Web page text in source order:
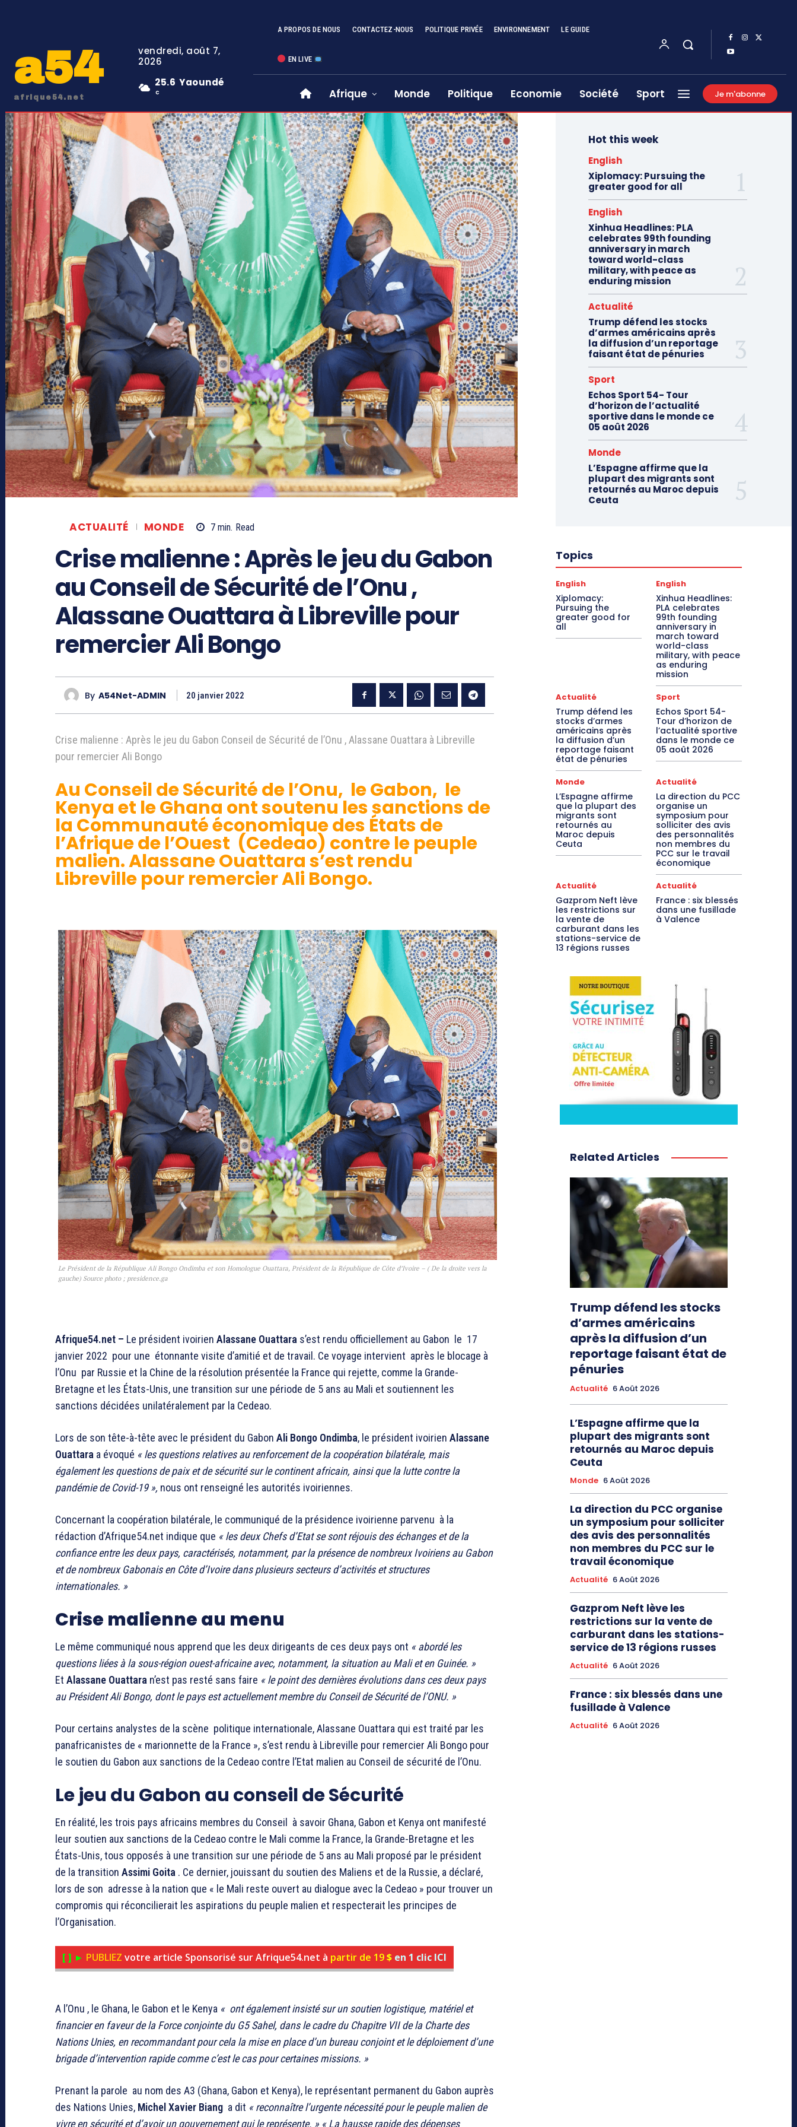
a54
afrique54.net
vendredi, août 7,
2026
25.6
C
Yaoundé
A PROPOS DE NOUS CONTACTEZ-NOUS POLITIQUE PRIVÉE ENVIRONNEMENT LE GUIDE
EN LIVE
Afrique Monde Politique Economie Société Sport Je m'abonne
ACTUALITÉ MONDE 7 min. Read
Crise malienne : Après le jeu du Gabon
au Conseil de Sécurité de l’Onu ,
Alassane Ouattara à Libreville pour
remercier Ali Bongo
By A54Net-ADMIN 20 janvier 2022
Crise malienne : Après le jeu du Gabon Conseil de Sécurité de l’Onu , Alassane Ouattara à Libreville
pour remercier Ali Bongo
Au Conseil de Sécurité de l’Onu, le Gabon, le
Kenya et le Ghana ont soutenu les sanctions de
la Communauté économique des États de
l’Afrique de l’Ouest (Cedeao) contre le peuple
malien.Alassane Ouattara s’est rendu
Libreville pour remercier Ali Bongo.
Le Président de la République Ali Bongo Ondimba et son Homologue Ouattara, Président de la République de Côte d’Ivoire – ( De la droite vers la
gauche) Source photo ; presidence.ga
Afrique54.net – Le président ivoirien Alassane Ouattara s’est rendu officiellement au Gabon le 17
janvier 2022 pour une étonnante visite d’amitié et de travail. Ce voyage intervient après le blocage à
l’Onu par Russie et la Chine de la résolution présentée la France qui rejette, comme la Grande-
Bretagne et les États-Unis, une transition sur une période de 5 ans au Mali et soutiennent les
sanctions décidées unilatéralement par la Cedeao.
Lors de son tête-à-tête avec le président du Gabon Ali Bongo Ondimba, le président ivoirien Alassane
Ouattara a évoqué «les questions relatives au renforcement de la coopération bilatérale, mais
également les questions de paix et de sécurité sur le continent africain, ainsi que la lutte contre la
pandémie de Covid-19 », nous ont renseigné les autorités ivoiriennes.
Concernant la coopération bilatérale, le communiqué de la présidence ivoirienne parvenu à la
rédaction d’Afrique54.net indique que « les deux Chefs d’Etat se sont réjouis des échanges et de la
confiance entre les deux pays, caractérisés, notamment, par la présence de nombreux Ivoiriens au Gabon
et de nombreux Gabonais en Côte d’Ivoire dans plusieurs secteurs d’activités et structures
internationales. »
Crise malienne au menu
Le même communiqué nous apprend que les deux dirigeants de ces deux pays ont « abordé les
questions liées à la sous-région ouest-africaine avec, notamment, la situation au Mali et en Guinée. »
Et Alassane Ouattara n’est pas resté sans faire « le point des dernières évolutions dans ces deux pays
au Président Ali Bongo, dont le pays est actuellement membre du Conseil de Sécurité de l’ONU. »
Pour certains analystes de la scène politique internationale, Alassane Ouattara qui est traité par les
panafricanistes de « marionnette de la France », s’est rendu à Libreville pour remercier Ali Bongo pour
le soutien du Gabon aux sanctions de la Cedeao contre l’Etat malien au Conseil de sécurité de l’Onu.
Le jeu du Gabon au conseil de Sécurité
En réalité, les trois pays africains membres du Conseil à savoir Ghana, Gabon et Kenya ont manifesté
leur soutien aux sanctions de la Cedeao contre le Mali comme la France, la Grande-Bretagne et les
États-Unis, tous opposés à une transition sur une période de 5 ans au Mali proposé par le président
de la transition Assimi Goita . Ce dernier, jouissant du soutien des Maliens et de la Russie, a déclaré,
lors de son adresse à la nation que « le Mali reste ouvert au dialogue avec la Cedeao » pour trouver un
compromis qui réconcilierait les aspirations du peuple malien et respecterait les principes de
l’Organisation.
[ ] ► PUBLIEZ votre article Sponsorisé sur Afrique54.net à partir de 19$ en 1 clic ICI
A l’Onu , le Ghana, le Gabon et le Kenya « ont également insisté sur un soutien logistique, matériel et
financier en faveur de la Force conjointe du G5 Sahel, dans le cadre du Chapitre VII de la Charte des
Nations Unies, en recommandant pour cela la mise en place d’un bureau conjoint et le déploiement d’une
brigade d’intervention rapide comme c’est le cas pour certaines missions. »
Prenant la parole au nom des A3 (Ghana, Gabon et Kenya), le représentant permanent du Gabon auprès
des Nations Unies, Michel Xavier Biang a dit « reconnaître l’urgente nécessité pour le peuple malien de
vivre en sécurité et d’avoir un gouvernement qui le représente. » « La hausse rapide des dépenses
Hot this week
English
Xiplomacy: Pursuing the
greater good for all
English
Xinhua Headlines: PLA
celebrates 99th founding
anniversary in march
toward world-class
military, with peace as
enduring mission
Actualité
Trump défend les stocks
d’armes américains après
la diffusion d’un reportage
faisant état de pénuries
Sport
Echos Sport 54- Tour
d’horizon de l’actualité
sportive dans le monde ce
05 août 2026
Monde
L’Espagne affirme que la
plupart des migrants sont
retournés au Maroc depuis
Ceuta
Topics
English
Xiplomacy:
Pursuing the
greater good for
all
English
Xinhua Headlines:
PLA celebrates
99th founding
anniversary in
march toward
world-class
military, with peace
as enduring
mission
Actualité
Trump défend les
stocks d’armes
américains après
la diffusion d’un
reportage faisant
état de pénuries
Sport
Echos Sport 54-
Tour d’horizon de
l’actualité sportive
dans le monde ce
05 août 2026
Monde
L’Espagne affirme
que la plupart des
migrants sont
retournés au
Maroc depuis
Ceuta
Actualité
La direction du PCC
organise un
symposium pour
solliciter des avis
des personnalités
non membres du
PCC sur le travail
économique
Actualité
Gazprom Neft lève
les restrictions sur
la vente de
carburant dans les
stations-service de
13 régions russes
Actualité
France : six blessés
dans une fusillade
à Valence
Related Articles
Trump défend les stocks
d’armes américains
après la diffusion d’un
reportage faisant état de
pénuries
Actualité 6 Août 2026
L’Espagne affirme que la
plupart des migrants sont
retournés au Maroc depuis
Ceuta
Monde 6 Août 2026
La direction du PCC organise
un symposium pour solliciter
des avis des personnalités
non membres du PCC sur le
travail économique
Actualité 6 Août 2026
Gazprom Neft lève les
restrictions sur la vente de
carburant dans les stations-
service de 13 régions russes
Actualité 6 Août 2026
France : six blessés dans une
fusillade à Valence
Actualité 6 Août 2026